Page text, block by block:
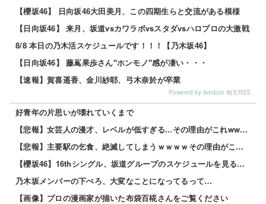
【櫻坂46】 日向坂46大田美月、この四期生らと交流がある模様
【日向坂46】 来月、坂道vsカワラボvsスタダvsハロプロの大激戦
8/8 本日の乃木活スケジュールです！！！【乃木坂46】
【日向坂46】 藤嶌果歩さん"ホンモノ"感が凄い・・・
【速報】賀喜遥香、金川紗耶、弓木奈於が卒業
Powered by livedoor 相互RSS
好青年の片思いが壊れていくまで
【悲報】女芸人の漫才、レベルが低すぎる...その理由がこれwww 他
【悲報】主要駅の乞食、絶滅してしまうｗｗｗｗその理由がこれｗｗｗｗ 他
【櫻坂46】16thシングル、坂道グループのスケジュールを見ると…
乃木坂メンバーの下ぺろ、大変なことになってるって…
【画像】プロの漫画家が描いた布袋百椛さんをご覧ください